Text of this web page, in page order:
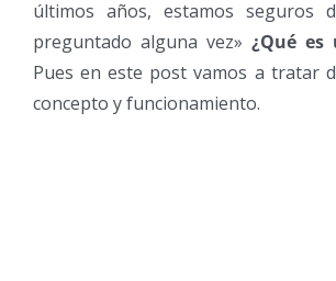
últimos años, estamos seguros
preguntado alguna vez» ¿Qué es
Pues en este post vamos a tratar
concepto y funcionamiento.